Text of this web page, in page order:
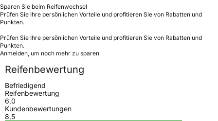
Sparen Sie beim Reifenwechsel
Prüfen Sie Ihre persönlichen Vorteile und profitieren Sie von Rabatten und
Punkten.
Prüfen Sie Ihre persönlichen Vorteile und profitieren Sie von Rabatten und
Punkten.
Anmelden, um noch mehr zu sparen
Reifenbewertung
Befriedigend
Reifenbewertung
6,0
Kundenbewertungen
8,5